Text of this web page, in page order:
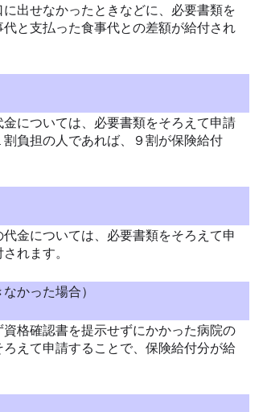
出せなかったときなどに、必要書類を
と支払った食事代との差額が給付され
については、必要書類をそろえて申請
負担の人であれば、９割が保険給付
金については、必要書類をそろえて申
れます。
かった場合）
格確認書を提示せずにかかった病院の
えて申請することで、保険給付分が給